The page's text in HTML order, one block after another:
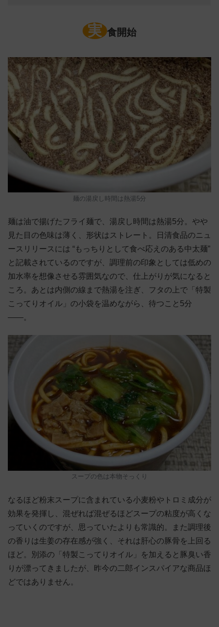
実 食開始
麺の湯戻し時間は熱湯5分
麺は油で揚げたフライ麺で、湯戻し時間は熱湯5分。やや
見た目の色味は薄く、形状はストレート。日清食品のニュ
ースリリースには “もっちりとして食べ応えのある中太麺”
と記載されているのですが、調理前の印象としては低めの
加水率を想像させる雰囲気なので、仕上がりが気になると
ころ。あとは内側の線まで熱湯を注ぎ、フタの上で「特製
こってりオイル」の小袋を温めながら、待つこと5分
——。
スープの色は本物そっくり
なるほど粉末スープに含まれている小麦粉やトロミ成分が
効果を発揮し、混ぜれば混ぜるほどスープの粘度が高くな
っていくのですが、思っていたよりも常識的。また調理後
の香りは生姜の存在感が強く、それは肝心の豚骨を上回る
ほど。別添の「特製こってりオイル」を加えると豚臭い香
りが漂ってきましたが、昨今の二郎インスパイアな商品ほ
どではありません。